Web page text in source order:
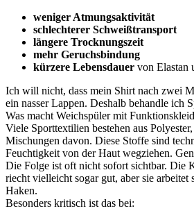
weniger Atmungsaktivität
schlechterer Schweißtransport
längere Trocknungszeit
mehr Geruchsbindung
kürzere Lebensdauer von Elastan
Ich will nicht, dass mein Shirt nach zwei
ein nasser Lappen. Deshalb behandle ich
Was macht Weichspüler mit
Viele Sporttextilien bestehen aus
Mischungen davon. Diese Stoffe sind
Feuchtigkeit von der Haut wegziehen.
Die Folge ist oft nicht sofort sichtbar. Die
riecht vielleicht sogar gut, aber sie arbeitet
Haken.
Besonders kritisch ist das bei: